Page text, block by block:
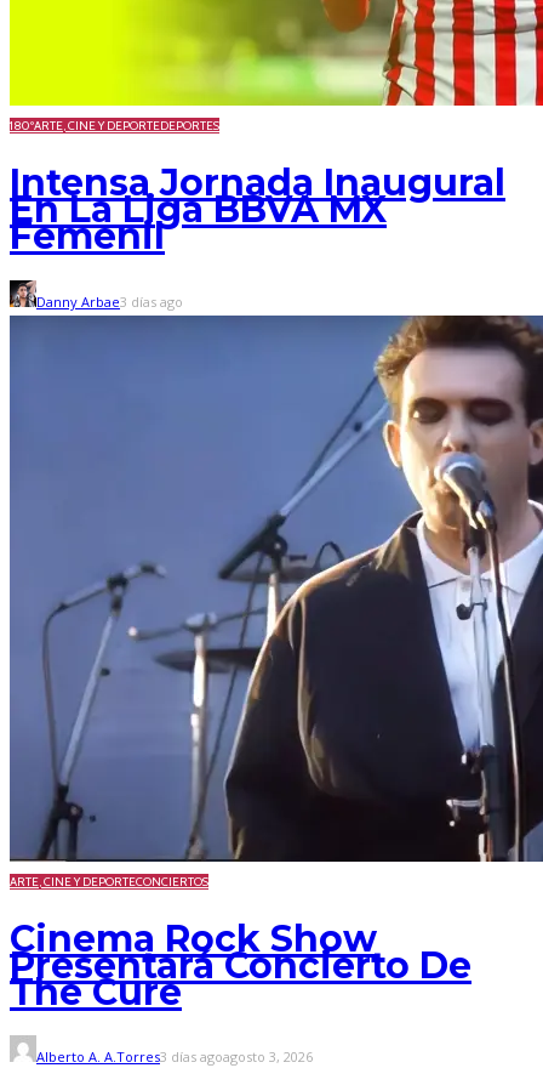
180ºARTE, CINE Y DEPORTEDEPORTES
Intensa Jornada Inaugural
En La Liga BBVA MX
Femenil
Danny Arbae3 días ago
ARTE, CINE Y DEPORTECONCIERTOS
Cinema Rock Show
Presentará Concierto De
The Cure
Alberto A. A.Torres3 días agoagosto 3, 2026